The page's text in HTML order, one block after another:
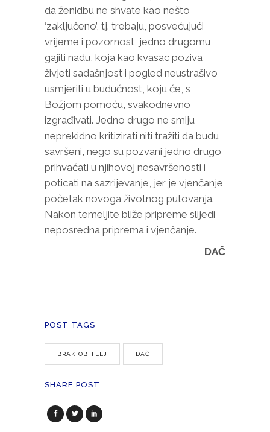
da ženidbu ne shvate kao nešto
‘zaključeno’, tj. trebaju, posvećujući
vrijeme i pozornost, jedno drugomu,
gajiti nadu, koja kao kvasac poziva
živjeti sadašnjost i pogled neustrašivo
usmjeriti u budućnost, koju će, s
Božjom pomoću, svakodnevno
izgrađivati. Jedno drugo ne smiju
neprekidno kritizirati niti tražiti da budu
savršeni, nego su pozvani jedno drugo
prihvaćati u njihovoj nesavršenosti i
poticati na sazrijevanje, jer je vjenčanje
početak novoga životnog putovanja.
Nakon temeljite bliže pripreme slijedi
neposredna priprema i vjenčanje.
DAČ
POST TAGS
BRAKIOBITELJ DAČ
SHARE POST